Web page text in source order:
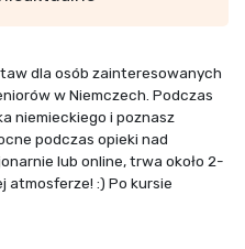
dla osób zainteresowanych
w Niemczech. Podczas
niemieckiego i poznasz
podczas opieki nad
lub online, trwa około 2-
atmosferze! :) Po kursie